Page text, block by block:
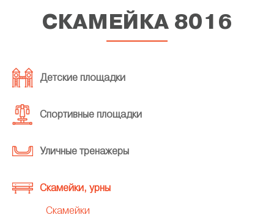
СКАМЕЙКА 8016
Детские площадки
Спортивные площадки
Уличные тренажеры
Скамейки, урны
Скамейки